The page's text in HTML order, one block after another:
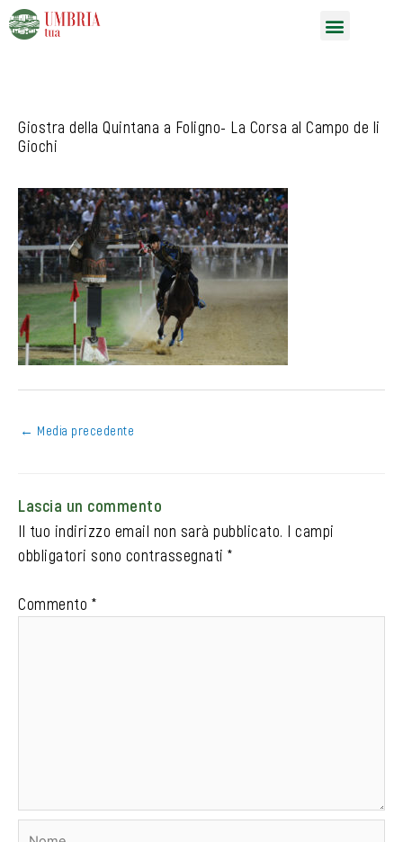
Vai
al
Giostra della Quintana a Foligno- La Corsa al Campo de li
Giochi
← Media precedente
Lascia un commento
Il tuo indirizzo email non sarà pubblicato. I campi
obbligatori sono contrassegnati *
Commento *